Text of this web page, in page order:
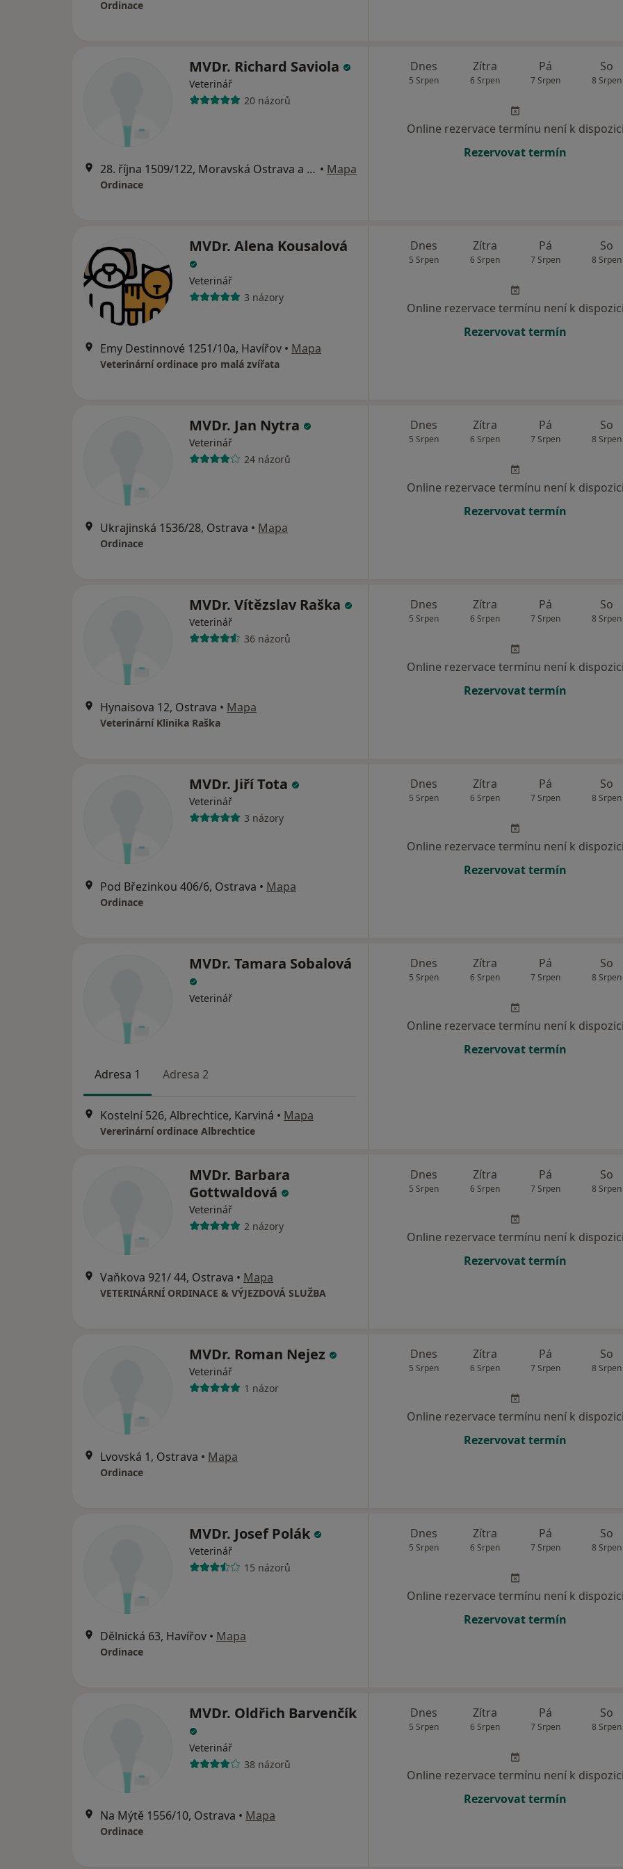
Ordinace
MVDr. Richard Saviola
Veterinář
20 názorů
28. října 1509/122, Moravská Ostrava a Přívoz • Mapa
Ordinace
Dnes
5 Srpen
Zítra
6 Srpen
Pá
7 Srpen
So
8 Srpen
Online rezervace termínu není k dispozici
Rezervovat termín
MVDr. Alena Kousalová
Veterinář
3 názory
Emy Destinnové 1251/10a, Havířov • Mapa
Veterinární ordinace pro malá zvířata
Dnes
5 Srpen
Zítra
6 Srpen
Pá
7 Srpen
So
8 Srpen
Online rezervace termínu není k dispozici
Rezervovat termín
MVDr. Jan Nytra
Veterinář
24 názorů
Ukrajinská 1536/28, Ostrava • Mapa
Ordinace
Dnes
5 Srpen
Zítra
6 Srpen
Pá
7 Srpen
So
8 Srpen
Online rezervace termínu není k dispozici
Rezervovat termín
MVDr. Vítězslav Raška
Veterinář
36 názorů
Hynaisova 12, Ostrava • Mapa
Veterinární Klinika Raška
Dnes
5 Srpen
Zítra
6 Srpen
Pá
7 Srpen
So
8 Srpen
Online rezervace termínu není k dispozici
Rezervovat termín
MVDr. Jiří Tota
Veterinář
3 názory
Pod Březinkou 406/6, Ostrava • Mapa
Ordinace
Dnes
5 Srpen
Zítra
6 Srpen
Pá
7 Srpen
So
8 Srpen
Online rezervace termínu není k dispozici
Rezervovat termín
MVDr. Tamara Sobalová
Veterinář
Adresa 1 Adresa 2
Kostelní 526, Albrechtice, Karviná • Mapa
Vererinární ordinace Albrechtice
Dnes
5 Srpen
Zítra
6 Srpen
Pá
7 Srpen
So
8 Srpen
Online rezervace termínu není k dispozici
Rezervovat termín
MVDr. Barbara
Gottwaldová
Veterinář
2 názory
Vaňkova 921/ 44, Ostrava • Mapa
VETERINÁRNÍ ORDINACE & VÝJEZDOVÁ SLUŽBA
Dnes
5 Srpen
Zítra
6 Srpen
Pá
7 Srpen
So
8 Srpen
Online rezervace termínu není k dispozici
Rezervovat termín
MVDr. Roman Nejez
Veterinář
1 názor
Lvovská 1, Ostrava • Mapa
Ordinace
Dnes
5 Srpen
Zítra
6 Srpen
Pá
7 Srpen
So
8 Srpen
Online rezervace termínu není k dispozici
Rezervovat termín
MVDr. Josef Polák
Veterinář
15 názorů
Dělnická 63, Havířov • Mapa
Ordinace
Dnes
5 Srpen
Zítra
6 Srpen
Pá
7 Srpen
So
8 Srpen
Online rezervace termínu není k dispozici
Rezervovat termín
MVDr. Oldřich Barvenčík
Veterinář
38 názorů
Na Mýtě 1556/10, Ostrava • Mapa
Ordinace
Dnes
5 Srpen
Zítra
6 Srpen
Pá
7 Srpen
So
8 Srpen
Online rezervace termínu není k dispozici
Rezervovat termín